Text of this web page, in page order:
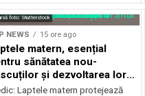
foto: Shutterstock
NEWS 15 ore ago
matern, esențial
sănătatea nou-
și dezvoltarea lor
Laptele matern protejează